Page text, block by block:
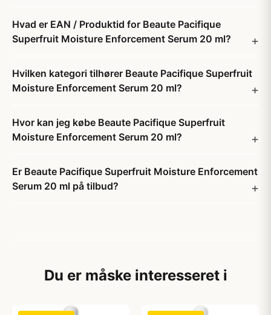
Hvad er EAN / Produktid for Beaute Pacifique
Superfruit Moisture Enforcement Serum 20 ml?
Hvilken kategori tilhører Beaute Pacifique Superfruit
Moisture Enforcement Serum 20 ml?
Hvor kan jeg købe Beaute Pacifique Superfruit
Moisture Enforcement Serum 20 ml?
Er Beaute Pacifique Superfruit Moisture Enforcement
Serum 20 ml på tilbud?
Du er måske interesseret i